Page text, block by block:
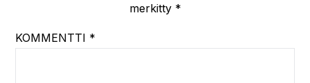
merkitty *
KOMMENTTI *